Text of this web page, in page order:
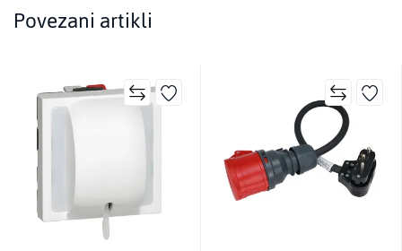
Povezani artikli